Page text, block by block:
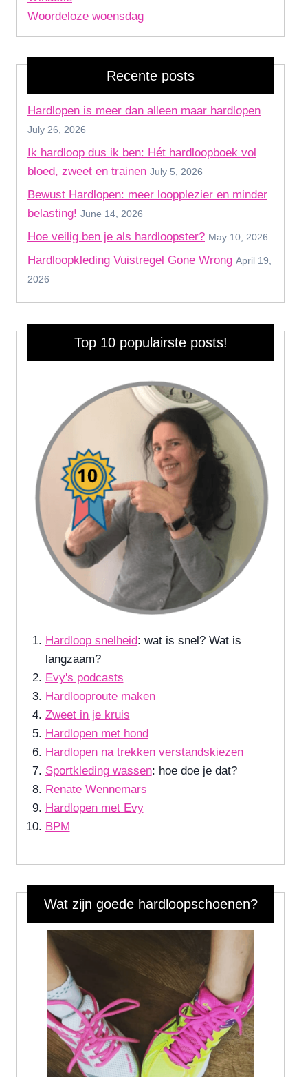
Woordeloze woensdag
Recente posts
Hardlopen is meer dan alleen maar hardlopen
July 26, 2026
Ik hardloop dus ik ben: Hét hardloopboek vol
bloed, zweet en trainen July 5, 2026
Bewust Hardlopen: meer loopplezier en minder
belasting! June 14, 2026
Hoe veilig ben je als hardloopster? May 10, 2026
Hardloopkleding Vuistregel Gone Wrong April 19,
2026
Top 10 populairste posts!
Hardloop snelheid: wat is snel? Wat is
langzaam?
Evy's podcasts
Hardlooproute maken
Zweet in je kruis
Hardlopen met hond
Hardlopen na trekken verstandskiezen
Sportkleding wassen: hoe doe je dat?
Renate Wennemars
Hardlopen met Evy
BPM
Wat zijn goede hardloopschoenen?